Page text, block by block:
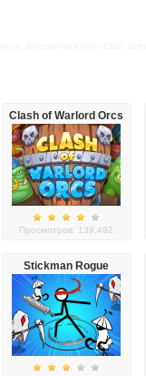
Clash of Warlord Orcs
Просмотров: 139,492
Stickman Rogue
Online